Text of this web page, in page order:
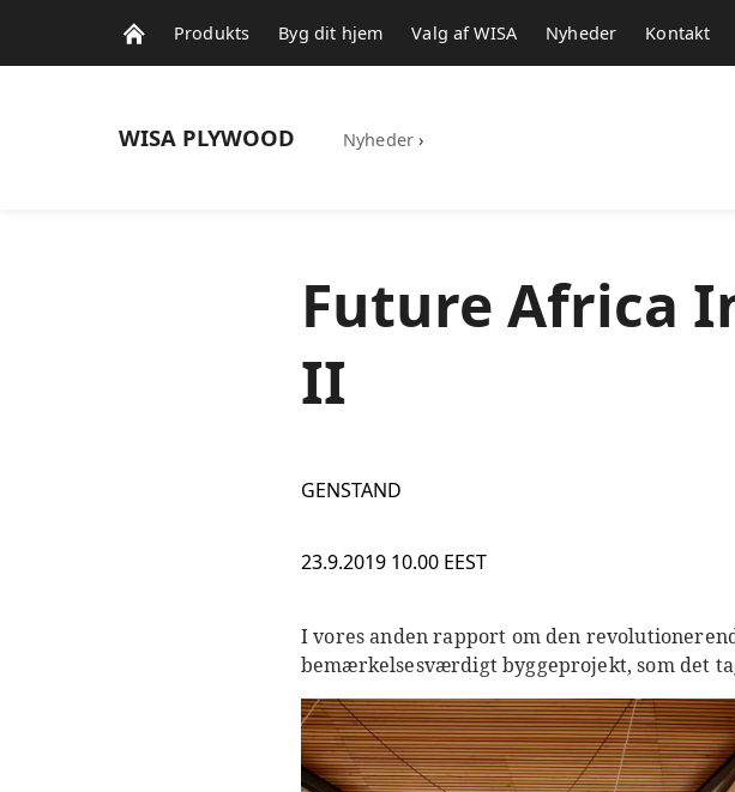
Produkts Byg dit hjem Valg af WISA Nyheder Kontakt
WISA PLYWOOD Nyheder ›
Future Africa
II
GENSTAND
23.9.2019 10.00 EEST
I vores anden rapport om den
bemærkelsesværdigt byggeprojekt, som det